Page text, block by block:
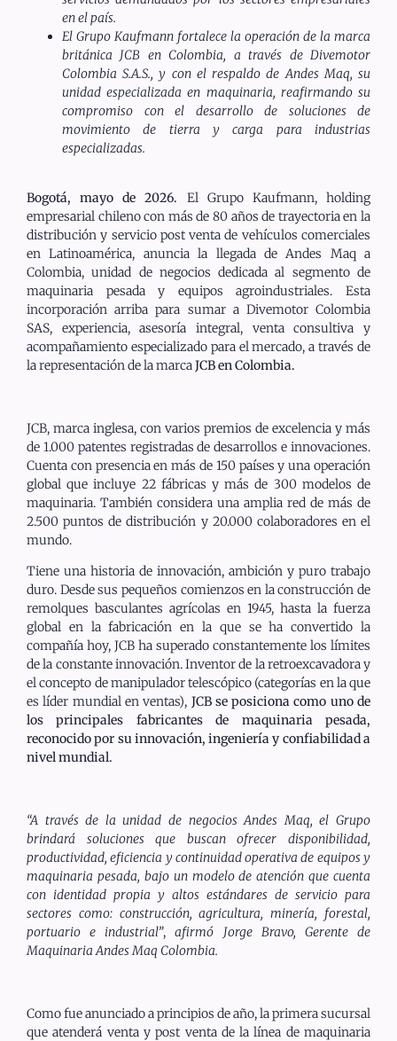
en el país.
El Grupo Kaufmann fortalece la operación de la marca
británica JCB en Colombia, a través de Divemotor
Colombia S.A.S., y con el respaldo de Andes Maq, su
unidad especializada en maquinaria, reafirmando su
compromiso con el desarrollo de soluciones de
movimiento de tierra y carga para industrias
especializadas.
Bogotá, mayo de 2026. El Grupo Kaufmann, holding
empresarial chileno con más de 80 años de trayectoria en la
distribución y servicio post venta de vehículos comerciales
en Latinoamérica, anuncia la llegada de Andes Maq a
Colombia, unidad de negocios dedicada al segmento de
maquinaria pesada y equipos agroindustriales. Esta
incorporación arriba para sumar a Divemotor Colombia
SAS, experiencia, asesoría integral, venta consultiva y
acompañamiento especializado para el mercado, a través de
la representación de la marcaJCB en Colombia.
JCB, marca inglesa, con varios premios de excelencia y más
de 1.000 patentes registradas de desarrollos e innovaciones.
Cuenta con presencia en más de 150 países y una operación
global que incluye 22 fábricas y más de 300 modelos de
maquinaria. También considera una amplia red de más de
2.500 puntos de distribución y 20.000 colaboradores en el
mundo.
Tiene una historia de innovación, ambición y puro trabajo
duro. Desde sus pequeños comienzos en la construcción de
remolques basculantes agrícolas en 1945, hasta la fuerza
global en la fabricación en la que se ha convertido la
compañía hoy, JCB ha superado constantemente los límites
de la constante innovación. Inventor de la retroexcavadora y
el concepto de manipulador telescópico (categorías en la que
es líder mundial en ventas), JCB se posiciona como uno de
los principales fabricantes de maquinaria pesada,
reconocido por su innovación, ingeniería y confiabilidad a
nivel mundial.
“A través de la unidad de negocios Andes Maq, el Grupo
brindará soluciones que buscan ofrecer disponibilidad,
productividad, eficiencia y continuidad operativa de equipos y
maquinaria pesada, bajo un modelo de atención que cuenta
con identidad propia y altos estándares de servicio para
sectores como: construcción, agricultura, minería, forestal,
portuario e industrial”,afirmó Jorge Bravo, Gerente de
Maquinaria Andes Maq Colombia.
Como fue anunciado a principios de año, la primera sucursal
que atenderá venta y post venta de la línea de maquinaria